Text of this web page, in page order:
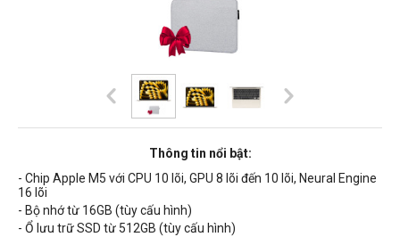
Thông tin nổi bật:
- Chip Apple M5 với CPU 10 lõi, GPU 8 lõi đến 10 lõi, Neural Engine
16 lõi
- Bộ nhớ từ 16GB (tùy cấu hình)
- Ổ lưu trữ SSD từ 512GB (tùy cấu hình)